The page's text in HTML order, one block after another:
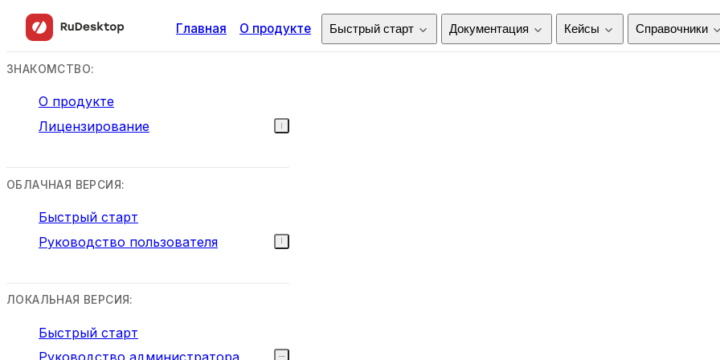
Главная О продукте Быстрый старт Документация Кейсы Справочники
ЗНАКОМСТВО:
О продукте
Лицензирование
ОБЛАЧНАЯ ВЕРСИЯ:
Быстрый старт
Руководство пользователя
ЛОКАЛЬНАЯ ВЕРСИЯ:
Быстрый старт